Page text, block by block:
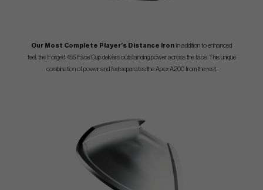
Our Most Complete Player’s Distance Iron In addition to enhanced
feel, the Forged 455 Face Cup delivers outstanding power across the face. This unique
combination of power and feel separates the Apex Ai200 from the rest.